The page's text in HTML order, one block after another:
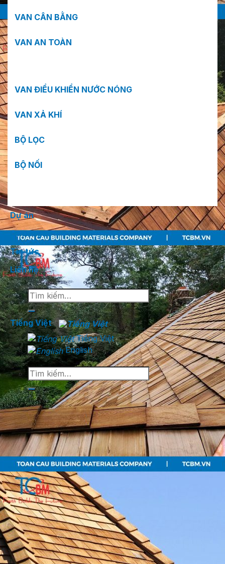
VAN CÂN BẰNG
VAN AN TOÀN
VAN ĐIỀU KHIỂN NƯỚC NÓNG
VAN XẢ KHÍ
BỘ LỌC
BỘ NỐI
Dự án
Catalogue
Tin tức
Liên hệ
Tìm
kiếm:
Tiếng Việt
Tiếng Việt
English
Tìm
kiếm: